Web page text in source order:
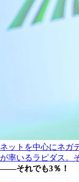
ネットを中心にネガ
が率いるラピダス。
――それでも3％！